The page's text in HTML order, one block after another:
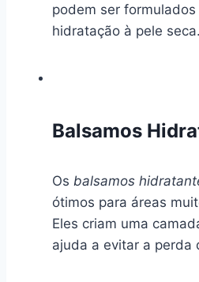
podem ser
hidratação à pele seca.
Balsamos
Os balsamos
ótimos para áreas
Eles criam uma
ajuda a evitar a perda